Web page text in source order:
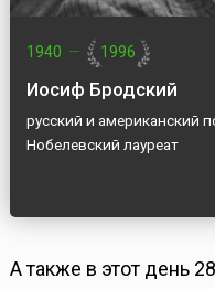
1940 — 1996
Иосиф Бродский
русский и американский
Нобелевский лауреат
А также в этот день